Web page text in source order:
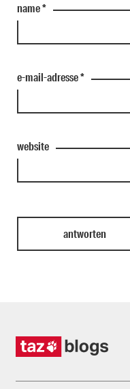
name*
e-mail-adresse*
website